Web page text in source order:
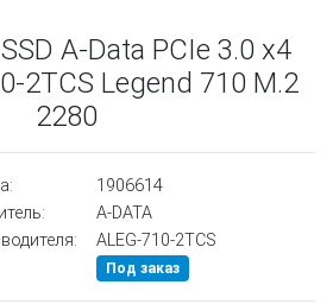
A-Data PCIe 3.0 x4
2TCS Legend 710 M.2
2280
1906614
A-DATA
ALEG-710-2TCS
Под заказ